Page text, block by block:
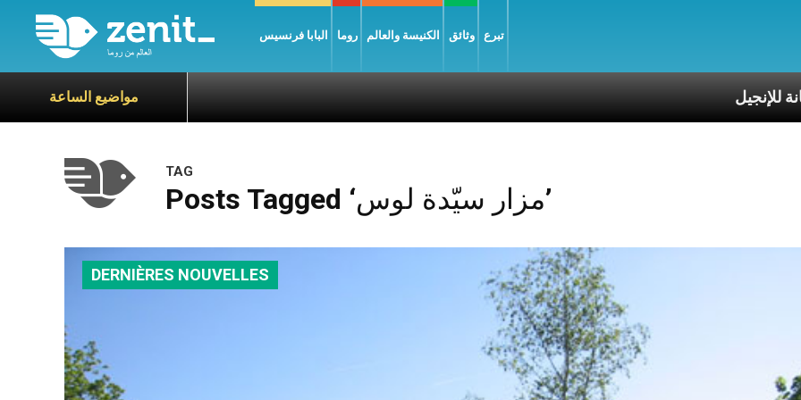
البابا فرنسيس روما الكنيسة والعالم وثائق تبرع
مواضيع الساعة
TAG
Posts Tagged ‘مزار سيّدة لوس’
DERNIÈRES NOUVELLES